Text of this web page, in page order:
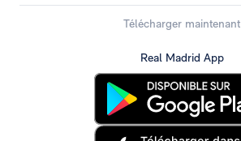
Télécharger maintenant
Real Madrid App